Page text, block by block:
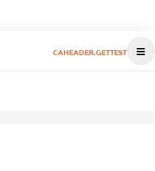
CAHEADER.GETTEST